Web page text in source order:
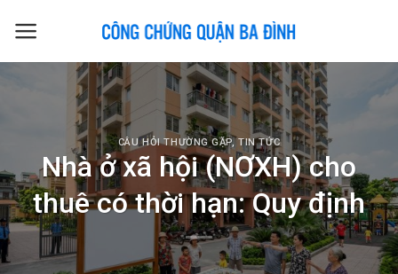
CÂU HỎI THƯỜNG GẶP,TIN TỨC
Nhà ở xã hội (NƠXH) cho
thuê có thời hạn: Quy định